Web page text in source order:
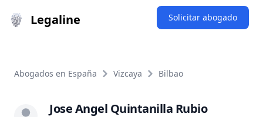
Legaline Solicitar abogado
Abogados en España Vizcaya Bilbao
Jose Angel Quintanilla Rubio